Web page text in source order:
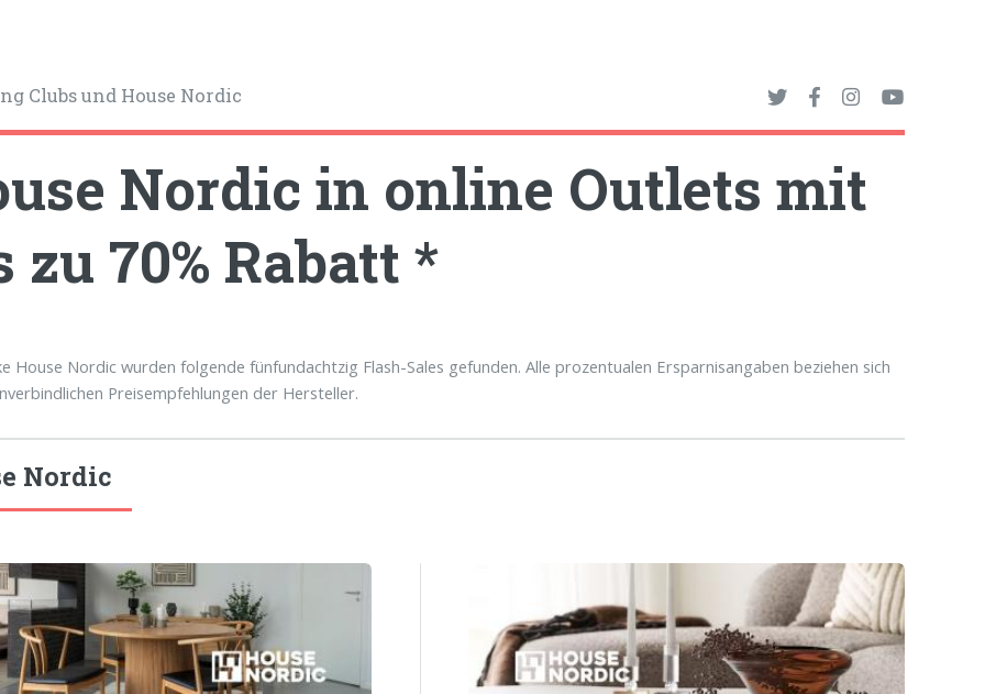
Clubs und House Nordic
Nordic in online Outlets mit
zu 70% Rabatt *
House Nordic wurden folgende fünfundachtzig Flash-Sales gefunden. Alle prozentualen Ersparnisangaben beziehen sich
Preisempfehlungen der Hersteller.
Nordic